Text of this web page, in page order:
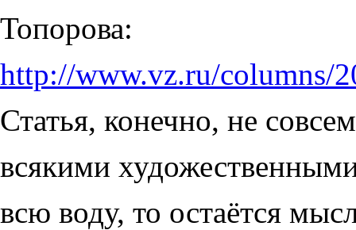
Топорова:
http://www.vz.ru/columns/
Статья, конечно, не
всякими
всю воду, то остаётся